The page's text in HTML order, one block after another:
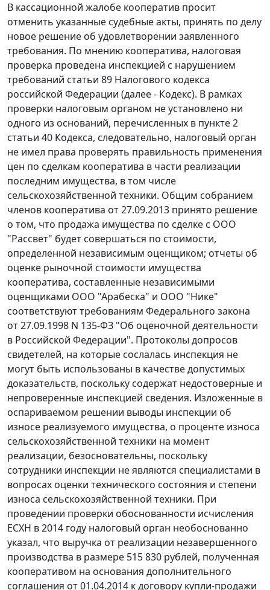
В кассационной жалобе кооператив просит
отменить указанные судебные акты, принять по делу
новое решение об удовлетворении заявленного
требования. По мнению кооператива, налоговая
проверка проведена инспекцией с нарушением
требований статьи 89 Налогового кодекса
российской Федерации (далее - Кодекс). В рамках
проверки налоговым органом не установлено ни
одного из оснований, перечисленных в пункте 2
статьи 40 Кодекса, следовательно, налоговый орган
не имел права проверять правильность применения
цен по сделкам кооператива в части реализации
последним имущества, в том числе
сельскохозяйственной техники. Общим собранием
членов кооператива от 27.09.2013 принято решение
о том, что продажа имущества по сделке с ООО
"Рассвет" будет совершаться по стоимости,
определенной независимым оценщиком; отчеты об
оценке рыночной стоимости имущества
кооператива, составленные независимыми
оценщиками ООО "Арабеска" и ООО "Нике"
соответствуют требованиям Федерального закона
от 27.09.1998 N 135-ФЗ "Об оценочной деятельности
в Российской Федерации". Протоколы допросов
свидетелей, на которые сослалась инспекция не
могут быть использованы в качестве допустимых
доказательств, поскольку содержат недостоверные и
непроверенные инспекцией сведения. Изложенные в
оспариваемом решении выводы инспекции об
износе реализуемого имущества, о проценте износа
сельскохозяйственной техники на момент
реализации, безосновательны, поскольку
сотрудники инспекции не являются специалистами в
вопросах оценки технического состояния и степени
износа сельскохозяйственной техники. При
проведении проверки обоснованности исчисления
ЕСХН в 2014 году налоговый орган необоснованно
указал, что выручка от реализации незавершенного
производства в размере 515 830 рублей, полученная
кооперативом на основания дополнительного
соглашения от 01.04.2014 к договору купли-продажи